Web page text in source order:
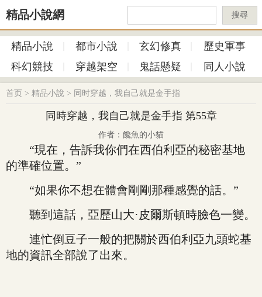
精品小說網 搜尋
精品小說 都市小說 玄幻修真
歷史軍事
科幻競技
穿越架空 鬼話懸疑 同人小說
首页 > 精品小說 > 同时穿越，我自己就是金手指
同時穿越，我自己就是金手指 第55章
作者：饞魚的小貓
“現在，告訴我你們在西伯利亞的秘密基地
的準確位置。”
“如果你不想在體會剛剛那種感覺的話。”
聽到這話，亞歷山大·皮爾斯頓時臉色一變。
連忙倒豆子一般的把關於西伯利亞九頭蛇基
地的資訊全部說了出來。